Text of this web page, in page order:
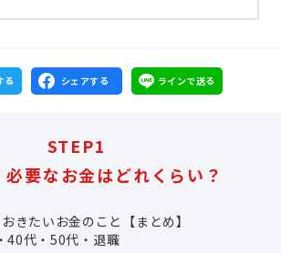
る シェアする ラインで送る
STEP1
必要なお金はどれくらい？
きたいお金のこと【まとめ】
40代・50代・退職